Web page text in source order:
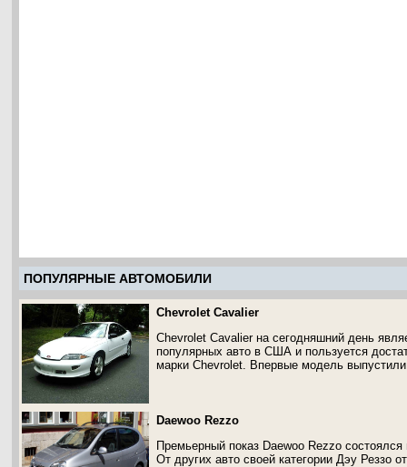
ПОПУЛЯРНЫЕ АВТОМОБИЛИ
Chevrolet Cavalier
Chevrolet Cavalier на сегодняшний день
популярных авто в США и пользуется
марки Chevrolet. Впервые модель
Daewoo Rezzo
Премьерный показ Daewoo Rezzo
От других авто своей категории Дэу Реззо